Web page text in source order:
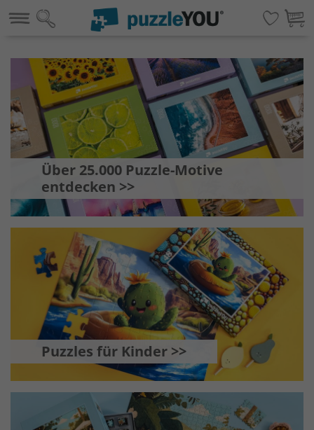
Über 25.000 Puzzle-Motive
entdecken >>
Puzzles für Kinder >>